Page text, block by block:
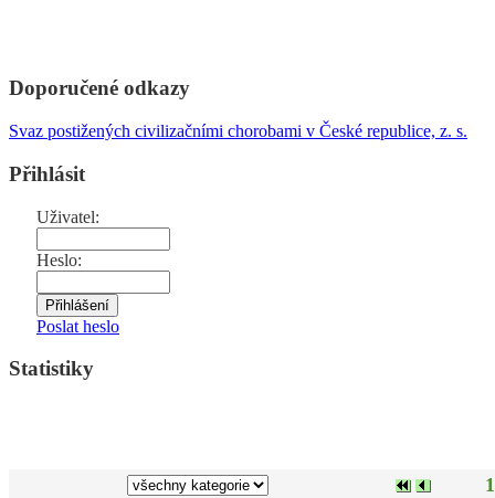
Doporučené odkazy
Svaz postižených civilizačními chorobami v České republice, z. s.
Přihlásit
Uživatel:
Heslo:
Poslat heslo
Statistiky